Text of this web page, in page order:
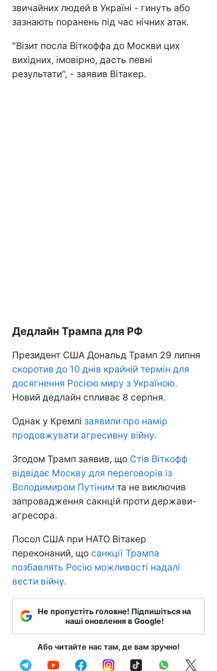
звичайних людей в Україні - гинуть або
зазнають поранень під час нічних атак.
"Візит посла Віткоффа до Москви цих
вихідних, імовірно, дасть певні
результати", - заявив Вітакер.
Дедлайн Трампа для РФ
Президент США Дональд Трамп 29 липня
скоротив до 10 днів крайній термін для
досягнення Росією миру з Україною.
Новий дедлайн спливає 8 серпня.
Однак у Кремлі заявили про намір
продовжувати агресивну війну.
Згодом Трамп заявив, що Стів Віткофф
відвідає Москву для переговорів із
Володимиром Путіним та не виключив
запровадження сакнцій проти держави-
агресора.
Посол США при НАТО Вітакер
переконаний, що санкції Трампа
позбавлять Росію можливості надалі
вести війну.
Не пропустіть головне! Підпишіться на
наші оновлення в Google!
Або читайте нас там, де вам зручно!